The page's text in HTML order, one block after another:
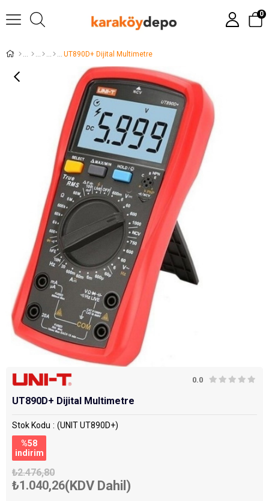
0
UT890D+ Dijital Multimetre
0.0
UT890D+ Dijital Multimetre
Stok Kodu
(UNIT UT890D+)
%58
i̇ndirim
₺2.476,80
₺1.040,26(KDV Dahil)